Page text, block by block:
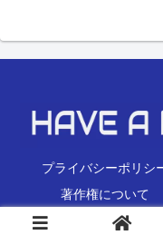
プライバシーポリシ
著作権について
Copyright © 2022